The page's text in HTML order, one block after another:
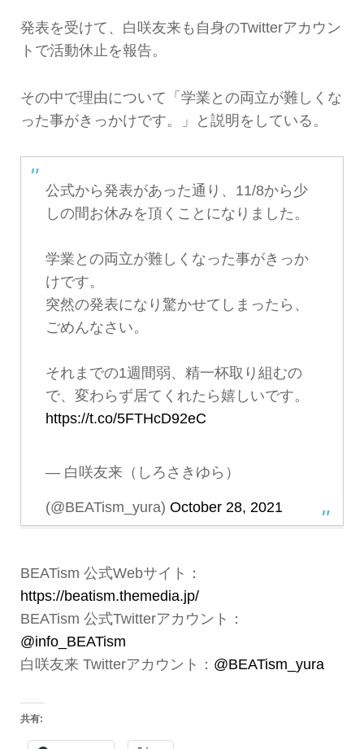
発表を受けて、白咲友来も自身のTwitterアカウン
トで活動休止を報告。
その中で理由について「学業との両立が難しくな
った事がきっかけです。」と説明をしている。
公式から発表があった通り、11/8から少
しの間お休みを頂くことになりました。
学業との両立が難しくなった事がきっか
けです。
突然の発表になり驚かせてしまったら、
ごめんなさい。
それまでの1週間弱、精一杯取り組むの
で、変わらず居てくれたら嬉しいです。
https://t.co/5FTHcD92eC
— 白咲友来（しろさきゆら）
(@BEATism_yura) October 28, 2021
BEATism 公式Webサイト：
https://beatism.themedia.jp/
BEATism 公式Twitterアカウント：
@info_BEATism
白咲友来 Twitterアカウント： @BEATism_yura
共有: